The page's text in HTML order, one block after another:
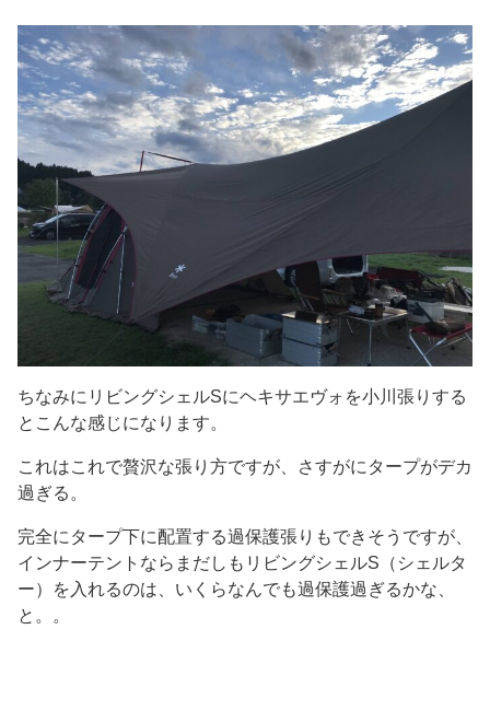
ちなみにリビングシェルSにヘキサエヴォを小川張りする
とこんな感じになります。
これはこれで贅沢な張り方ですが、さすがにタープがデカ
過ぎる。
完全にタープ下に配置する過保護張りもできそうですが、
インナーテントならまだしもリビングシェルS（シェルタ
ー）を入れるのは、いくらなんでも過保護過ぎるかな、
と。。